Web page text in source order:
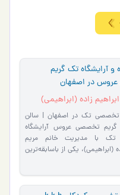
آموزشگاه و آرایشگاه تک گریم
در اصفهان
زاده (ابراهیمی)
تخصصی تک در اصفهان | سالن
گریم تخصصی عروس آرایشگاه
با مدیریت خانم مریم
(ابراهیمی)، یکی از باسابقه‌ترین